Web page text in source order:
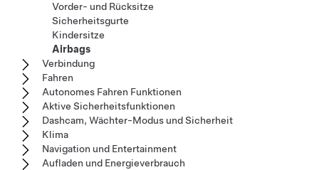
Vorder- und Rücksitze
Sicherheitsgurte
Kindersitze
Airbags
Verbindung
Fahren
Autonomes Fahren Funktionen
Aktive Sicherheitsfunktionen
Dashcam, Wächter-Modus und Sicherheit
Klima
Navigation und Entertainment
Aufladen und Energieverbrauch